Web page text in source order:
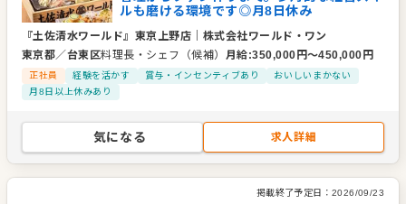
ルも磨ける環境です◎月8日休み
『土佐清水ワールド』東京上野店
株式会社ワールド・ワン
東京都／台東区料理長・シェフ（候補） 月給:350,000 円〜450,000 円
正社員 経験を活かす 賞与・インセンティブあり
おいしいまかない
月8日以上休みあり
気になる 求人詳細
掲載終了予定日： 2026/09/23